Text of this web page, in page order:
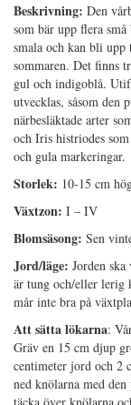
Beskrivning: Den
som bär upp flera
smala och kan bli
sommaren. Det finns
gul och indigoblå.
utvecklas, såsom den
närbesläktade arter
och Iris histriodes
och gula markeringar.
Storlek: 10-15 cm
Växtzon: I – IV
Blomsäsong: Sen
Jord/läge: Jorden
är tung och/eller lerig
mår inte bra på
Att sätta lökarna:
Gräv en 15 cm djup
centimeter jord och 2
ned knölarna med